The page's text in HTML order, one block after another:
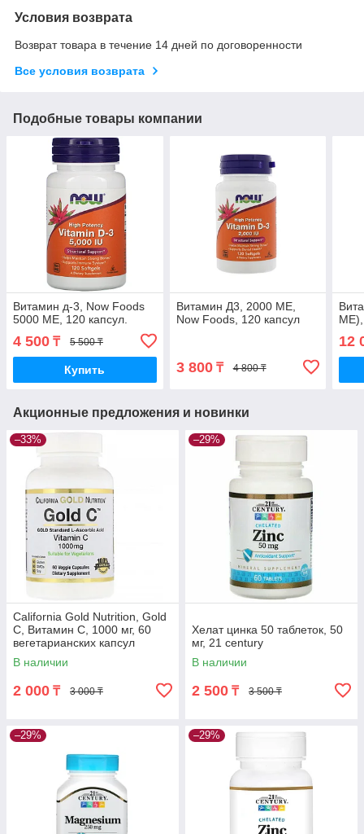
Условия возврата
Возврат товара в течение 14 дней по договоренности
Все условия возврата
Подобные товары компании
Витамин д-3, Now Foods
5000 ME, 120 капсул.
4 500 ₸ 5 500 ₸
Купить
Витамин Д3, 2000 МЕ,
Now Foods, 120 капсул
3 800₸ 4 800 ₸
12
Акционные предложения и новинки
–33%
California Gold Nutrition, Gold
C, Витамин C, 1000 мг, 60
вегетарианских капсул
В наличии
2 000 ₸ 3 000 ₸
–29%
Хелат цинка 50 таблеток, 50
мг, 21 century
В наличии
2 500 ₸ 3 500 ₸
–29% –29%